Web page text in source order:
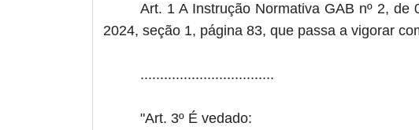
Art. 1 A Instrução Normativa GAB nº 2,
2024, seção 1, página 83, que passa a vigorar
..................................
"Art. 3º É vedado: